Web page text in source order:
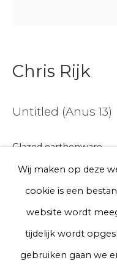
Telefoon
Aanmelden
* denotes required fields
We will process the
or change your
Privacy Policy
Wij maken op deze
cookie is een
website wordt
tijdelijk wordt
gebruiken gaan we
Chris Rijk
Untitled (Anus 13)
Glazed earthenware
Unique work
Ø 10 cm